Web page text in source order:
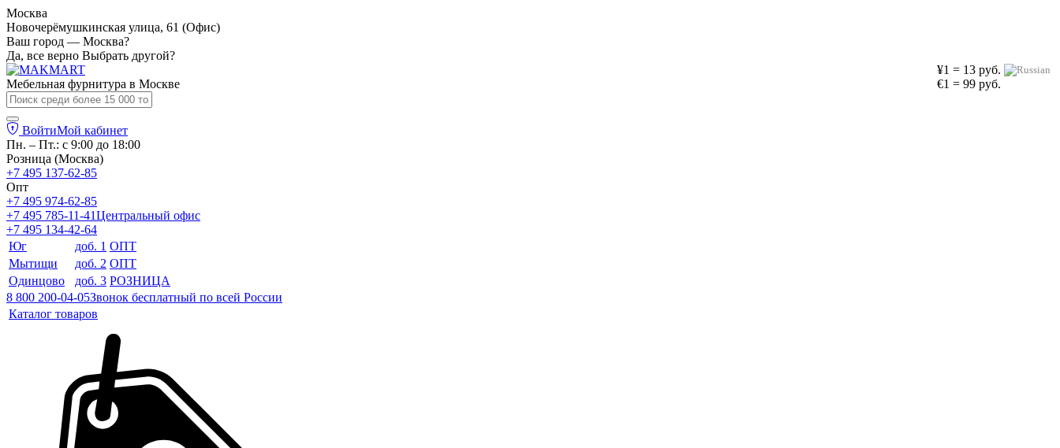
Москва
Новочерёмушкинская улица, 61 (Офис)
Ваш город — Москва?
Да, все верно Выбрать другой?
¥1 = 13 руб.
€1 = 99 руб.
Мебельная фурнитура в Москве
ВойтиМой кабинет
Пн. – Пт.: с 9:00 до 18:00
Розница (Москва)
+7 495 137-62-85
Опт
+7 495 974-62-85
+7 495 785-11-41Центральный офис
+7 495 134-42-64
Юг
доб. 1 ОПТ
Мытищи
доб. 2 ОПТ
Одинцово
доб. 3 РОЗНИЦА
8 800 200-04-05Звонок бесплатный по всей России
Каталог товаров